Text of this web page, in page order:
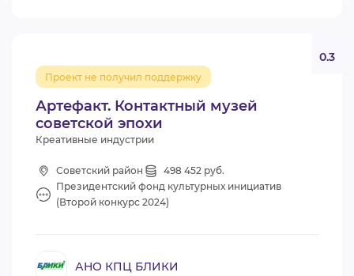
Артефакт. Контактный музей
советской эпохи
Проект не получил поддержку
0.3
Креативные индустрии
Советский район
498 452 руб.
Президентский фонд культурных инициатив
(Второй конкурс 2024)
АНО КПЦ БЛИКИ